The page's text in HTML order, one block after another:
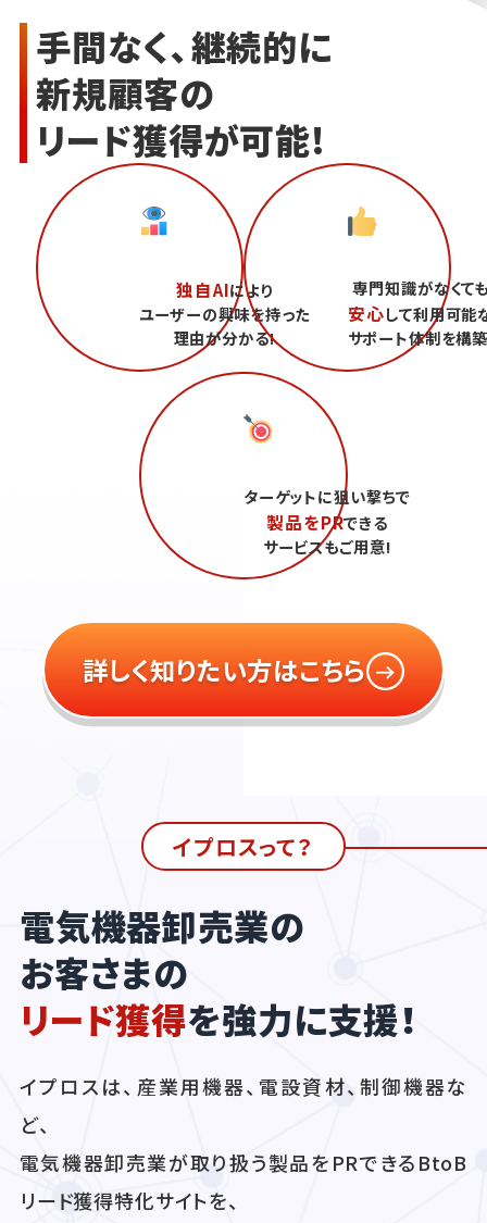
手間なく、継続的に
新規顧客の
リード獲得が可能!
独自AIにより
ユーザーの興味を持った
理由が分かる!
専門知識がなくて
安心して利用可能
サポート体制を構
ターゲットに狙い撃ちで
製品をPRできる
サービスもご用意!
詳しく知りたい方はこちら
イプロスって？
電気機器卸売業の
お客さまの
リード獲得を強力に支援！
イプロスは、産業用機器、電設資材、制御機器な
ど、
電気機器卸売業が取り扱う製品をPRできるBtoB
リード獲得特化サイトを、